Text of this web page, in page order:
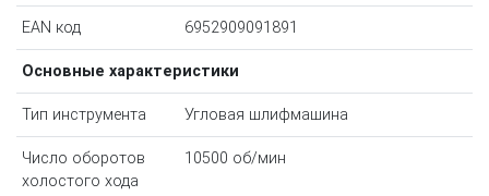
EAN код 6952909091891
Основные характеристики
Тип инструмента Угловая шлифмашина
Число оборотов
холостого хода
10500 об/мин